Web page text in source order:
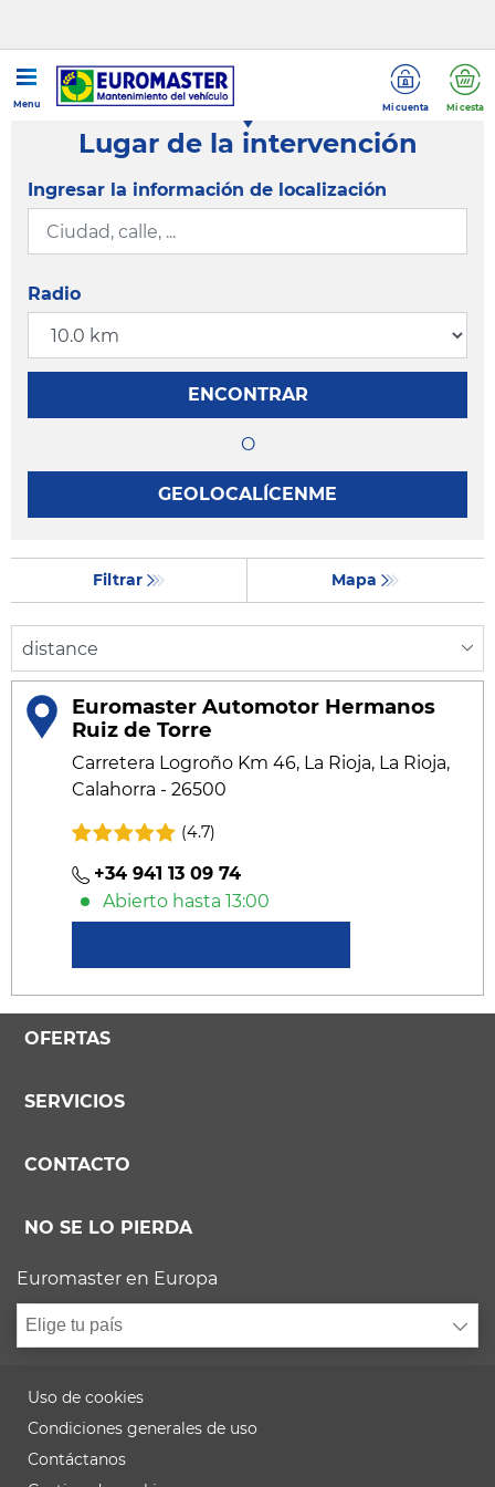
Menu Mi cuenta Mi cesta
Lugar de la intervención
Ingresar la información de localización
Radio
ENCONTRAR
O
GEOLOCALÍCENME
Filtrar Mapa
Euromaster Automotor Hermanos
Ruiz de Torre
Carretera Logroño Km 46, La Rioja, La Rioja,
Calahorra - 26500
(4.7)
+34 941 13 09 74
Abierto hasta 13:00
OFERTAS
SERVICIOS
CONTACTO
NO SE LO PIERDA
Euromaster en Europa
Elige tu país
Uso de cookies
Condiciones generales de uso
Contáctanos